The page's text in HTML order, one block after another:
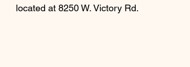
located at 8250 W. Victory Rd.